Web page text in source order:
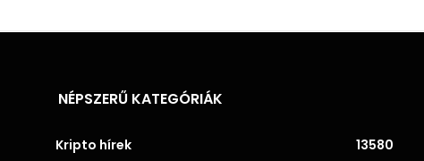
NÉPSZERŰ KATEGÓRIÁK
Kripto hírek 13580